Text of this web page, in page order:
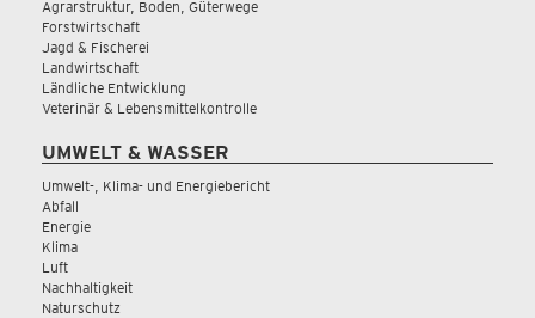
Agrarstruktur, Boden, Güterwege
Forstwirtschaft
Jagd & Fischerei
Landwirtschaft
Ländliche Entwicklung
Veterinär & Lebensmittelkontrolle
UMWELT & WASSER
Umwelt-, Klima- und Energiebericht
Abfall
Energie
Klima
Luft
Nachhaltigkeit
Naturschutz